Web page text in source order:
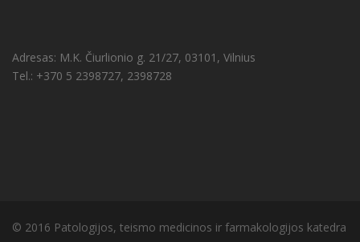
Adresas: M.K. Čiurlionio g. 21/27, 03101, Vilnius
Tel.: +370 5 2398727, 2398728
© 2016 Patologijos, teismo medicinos ir farmakologijos katedra